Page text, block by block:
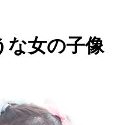
な女の子像